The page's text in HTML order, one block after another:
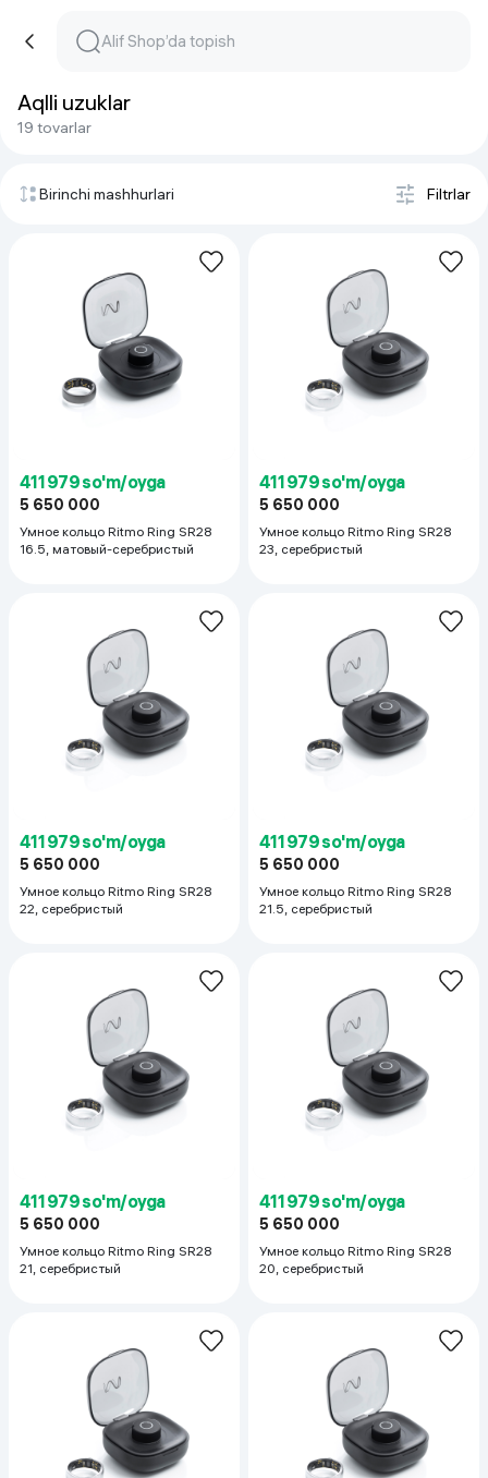
Aqlli uzuklar
19 tovarlar
Birinchi mashhurlari Filtrlar
411 979 so'm/oyga
5 650 000
Умное кольцо Ritmo Ring SR28
16.5, матовый-серебристый
411 979 so'm/oyga
5 650 000
Умное кольцо Ritmo Ring SR28
23, cеребристый
411 979 so'm/oyga
5 650 000
Умное кольцо Ritmo Ring SR28
22, cеребристый
411 979 so'm/oyga
5 650 000
Умное кольцо Ritmo Ring SR28
21.5, cеребристый
411 979 so'm/oyga
5 650 000
Умное кольцо Ritmo Ring SR28
21, cеребристый
411 979 so'm/oyga
5 650 000
Умное кольцо Ritmo Ring SR28
20, cеребристый